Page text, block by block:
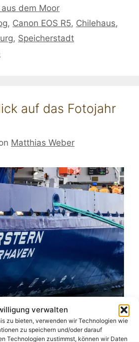
verwalten
zu bieten, verwenden wir Technologien wie
zu speichern und/oder darauf
Technologien zustimmst, können wir Daten
dem Moor
, Canon EOS R5, Chilehaus,
, Speicherstadt
auf das Fotojahr
Matthias Weber
wir bereits hinter uns
meiner Fotofreunde waren